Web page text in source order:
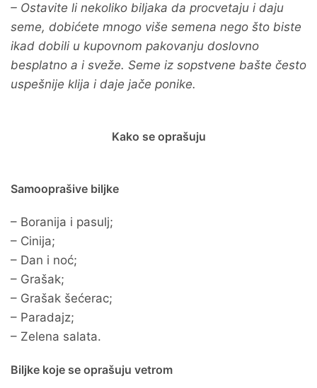
– Ostavite li nekoliko biljaka da procvetaju i daju
seme, dobićete mnogo više semena nego što biste
ikad dobili u kupovnom pakovanju doslovno
besplatno a i sveže. Seme iz sopstvene bašte često
uspešnije klija i daje jače ponike.
Kako se oprašuju
Samooprašive biljke
– Boranija i pasulj;
– Cinija;
– Dan i noć;
– Grašak;
– Grašak šećerac;
– Paradajz;
– Zelena salata.
Biljke koje se oprašuju vetrom